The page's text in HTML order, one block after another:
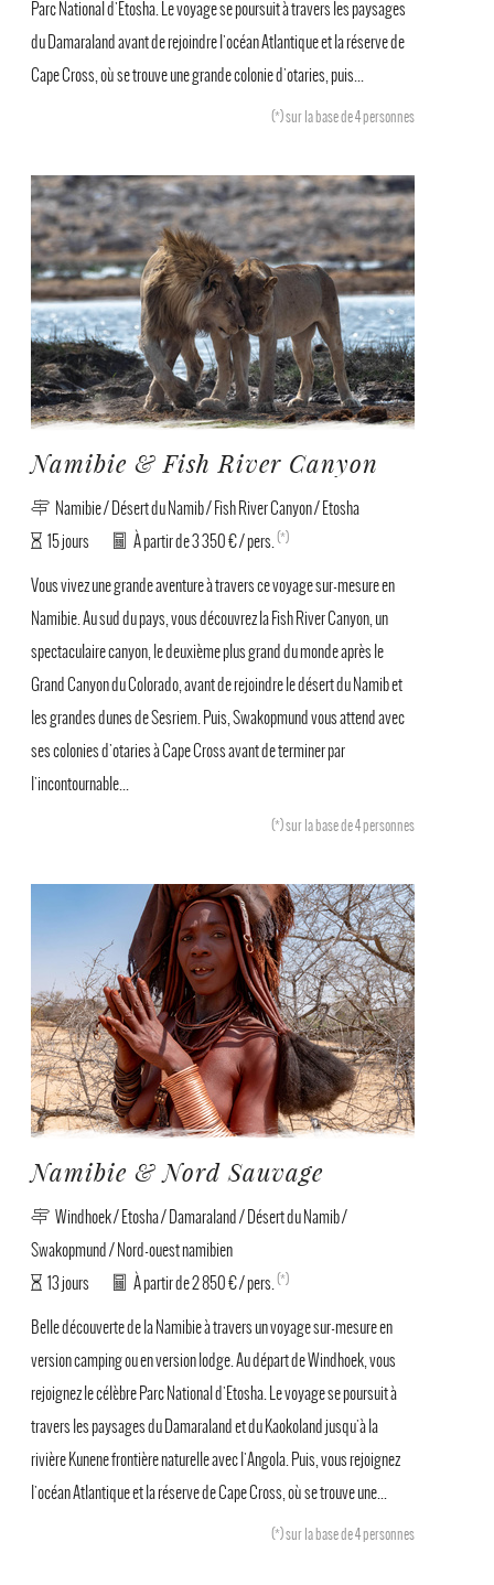
Parc National d'Etosha. Le voyage se poursuit à travers les paysages
du Damaraland avant de rejoindre l'océan Atlantique et la réserve de
Cape Cross, où se trouve une grande colonie d'otaries, puis...
(*)sur la base de 4 personnes
Namibie & Fish River Canyon
Namibie / Désert du Namib / Fish River Canyon / Etosha
15 jours
À partir de 3 350 € / pers.(*)
Vous vivez une grande aventure à travers ce voyage sur-mesure en
Namibie. Au sud du pays, vous découvrez la Fish River Canyon, un
spectaculaire canyon, le deuxième plus grand du monde après le
Grand Canyon du Colorado, avant de rejoindre le désert du Namib et
les grandes dunes de Sesriem. Puis, Swakopmund vous attend avec
ses colonies d'otaries à Cape Cross avant de terminer par
l'incontournable...
(*)sur la base de 4 personnes
Namibie & Nord Sauvage
Windhoek / Etosha / Damaraland / Désert du Namib /
Swakopmund / Nord-ouest namibien
13 jours
À partir de 2 850 € / pers.(*)
Belle découverte de la Namibie à travers un voyage sur-mesure en
version camping ou en version lodge. Au départ de Windhoek, vous
rejoignez le célèbre Parc National d'Etosha. Le voyage se poursuit à
travers les paysages du Damaraland et du Kaokoland jusqu'à la
rivière Kunene frontière naturelle avec l'Angola. Puis, vous rejoignez
l'océan Atlantique et la réserve de Cape Cross, où se trouve une...
(*)sur la base de 4 personnes